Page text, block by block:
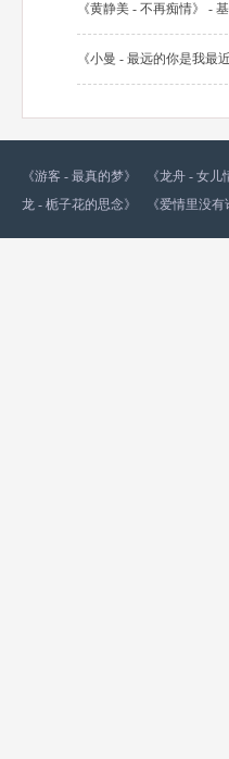
《黄静美 - 不再痴情》 -
《小曼 - 最远的你是我最
《游客 - 最真的梦》 《龙舟 - 女儿
龙 - 栀子花的思念》
《爱情里没有